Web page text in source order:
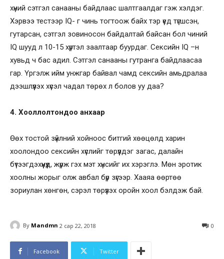
хүний сэтгэл санааны байдлаас шалтгаалдаг гэж хэлдэг.
Хэрвээ тестээр IQ- г чинь тогтоож байх тэр үед түгшсэн,
гутарсан, сэтгэл зовиносон байдалтай байсан бол чиний
IQ шууд л 10-15 хүртэл заалтаар буурдаг. Сексийн IQ –н
хувьд ч бас адил. Сэтгэл санааны гутранга байдлаасаа
гар. Үргэлж ийм унжгар байвал чамд сексийн амьдралаа
дээшлүүлэх хүсэл чадал төрөх л болов уу даа?
4. Хооллолтондоо анхаар
Өөх тостой зүйлний хойноос битгий хөөцөлд харин
хоолондоо сексийн хүслийг төрүүлдэг загас, далайн
бүтээгдэхүүнүүд, жүрж гэх мэт хүнсийг их хэрэглэ. Мөн эротик
хоолны жорыг олж авбал бүр зүгээр. Хааяа өөртөө
зориулан хөнгөн, сэрэл төрүүлэх оройн хоол бэлдэж бай.
By Mandmn 2 сар 22, 2018 0
Facebook Twitter